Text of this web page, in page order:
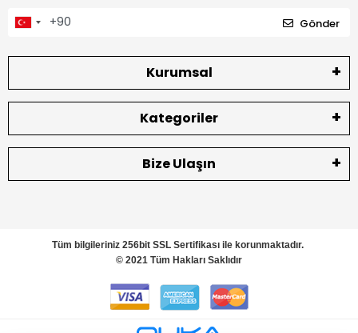
Gönder
Kurumsal
Kategoriler
Bize Ulaşın
Tüm bilgileriniz 256bit SSL Sertifikası ile korunmaktadır.
© 2021 Tüm Hakları Saklıdır